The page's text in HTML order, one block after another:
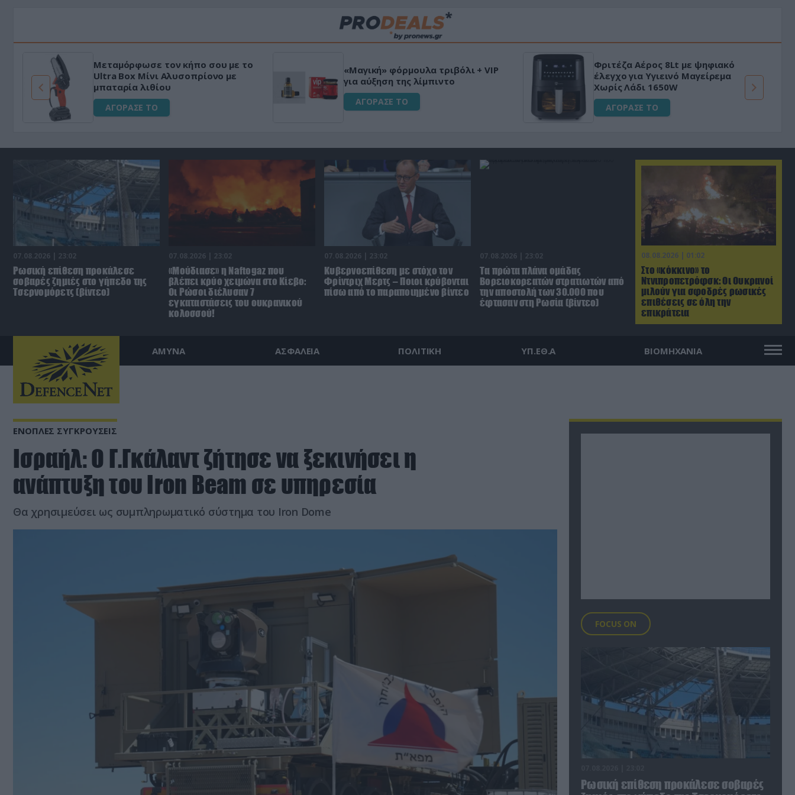
Μεταμόρφωσε τον κήπο σου με το
Ultra Box Μίνι Αλυσοπρίονο με
μπαταρία λιθίου
ΑΓΟΡΑΣΕ ΤΟ
«Μαγική» φόρμουλα τριβόλι + VIP
για αύξηση της λίμπιντο
ΑΓΟΡΑΣΕ ΤΟ
Φριτέζα Αέρος 8Lt με ψηφιακό
έλεγχο για Υγιεινό Μαγείρεμα
Χωρίς Λάδι 1650W
ΑΓΟΡΑΣΕ ΤΟ
08.08.2026 | 01:02
Στο «κόκκινο» το
Ντνιπροπετρόφσκ: Οι Ουκρανοί
μιλούν για σφοδρές ρωσικές
επιθέσεις σε όλη την
επικράτεια
07.08.2026 | 23:02
Ρωσική επίθεση προκάλεσε
σοβαρές ζημιές στο γήπεδο της
Τσερνομόρετς (βίντεο)
07.08.2026 | 23:02
«Μούδιασε» η Naftogaz που
βλέπει κρύο χειμώνα στο Κίεβο:
Οι Ρώσοι διέλυσαν 7
εγκαταστάσεις του ουκρανικού
κολοσσού!
07.08.2026 | 23:02
Κυβερνοεπίθεση με στόχο τον
Φρίντριχ Μερτς – Ποιοι κρύβονται
πίσω από το παραποιημένο βίντεο
07.08.2026 | 23:02
Τα πρώτα πλάνα ομάδας
Βορειοκορεατών στρατιωτών από
την αποστολή των 30.000 που
έφτασαν στη Ρωσία (βίντεο)
ΑΜΥΝΑ ΑΣΦΑΛΕΙΑ ΠΟΛΙΤΙΚΗ ΥΠ.ΕΘ.Α ΒΙΟΜΗΧΑΝΙΑ
ΕΝΟΠΛΕΣ ΣΥΓΚΡΟΥΣΕΙΣ
Ισραήλ: Ο Γ.Γκάλαντ ζήτησε να ξεκινήσει η
ανάπτυξη του Iron Beam σε υπηρεσία
Θα χρησιμεύσει ως συμπληρωματικό σύστημα του Iron Dome
FOCUS ON
Ρωσική επίθεση προκάλεσε σοβαρές